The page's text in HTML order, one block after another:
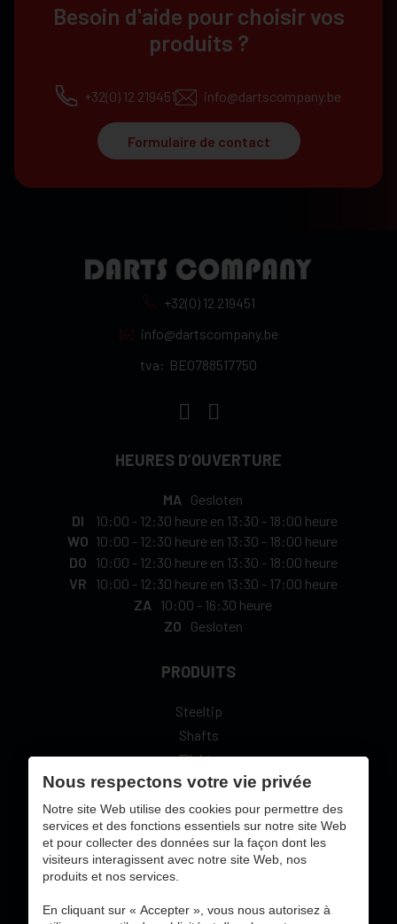
Besoin d'aide pour choisir vos
produits ?
+32(0) 12 219451 info@dartscompany.be
Formulaire de contact
+32(0) 12 219451
info@dartscompany.be
tva: BE0788517750
HEURES D’OUVERTURE
MA
Gesloten
DI
10:00 - 12:30 heure en 13:30 - 18:00 heure
WO 10:00 - 12:30 heure en 13:30 - 18:00 heure
DO
10:00 - 12:30 heure en 13:30 - 18:00 heure
VR
10:00 - 12:30 heure en 13:30 - 17:00 heure
ZA
10:00 - 16:30 heure
ZO
Gesloten
PRODUITS
Steeltip
Shafts
Flights
L-Style
sécure paiement en ligne avec:
Nous respectons votre vie privée
Notre site Web utilise des cookies pour permettre des
services et des fonctions essentiels sur notre site Web
et pour collecter des données sur la façon dont les
visiteurs interagissent avec notre site Web, nos
produits et nos services.
En cliquant sur « Accepter », vous nous autorisez à